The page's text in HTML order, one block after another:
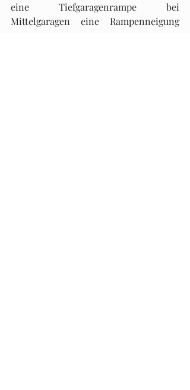
eine Tiefgaragenrampe bei
Mittelgaragen eine Rampenneigung